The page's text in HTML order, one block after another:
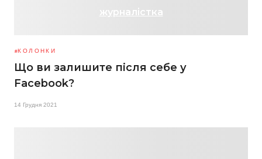
журналістка
КОЛОНКИ
Що ви залишите після себе у
Facebook?
14 Грудня 2021